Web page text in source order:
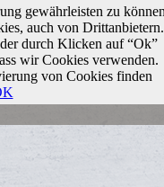
gewährleisten zu
auch von Drittanbietern.
durch Klicken auf “Ok”
wir Cookies verwenden.
von Cookies finden